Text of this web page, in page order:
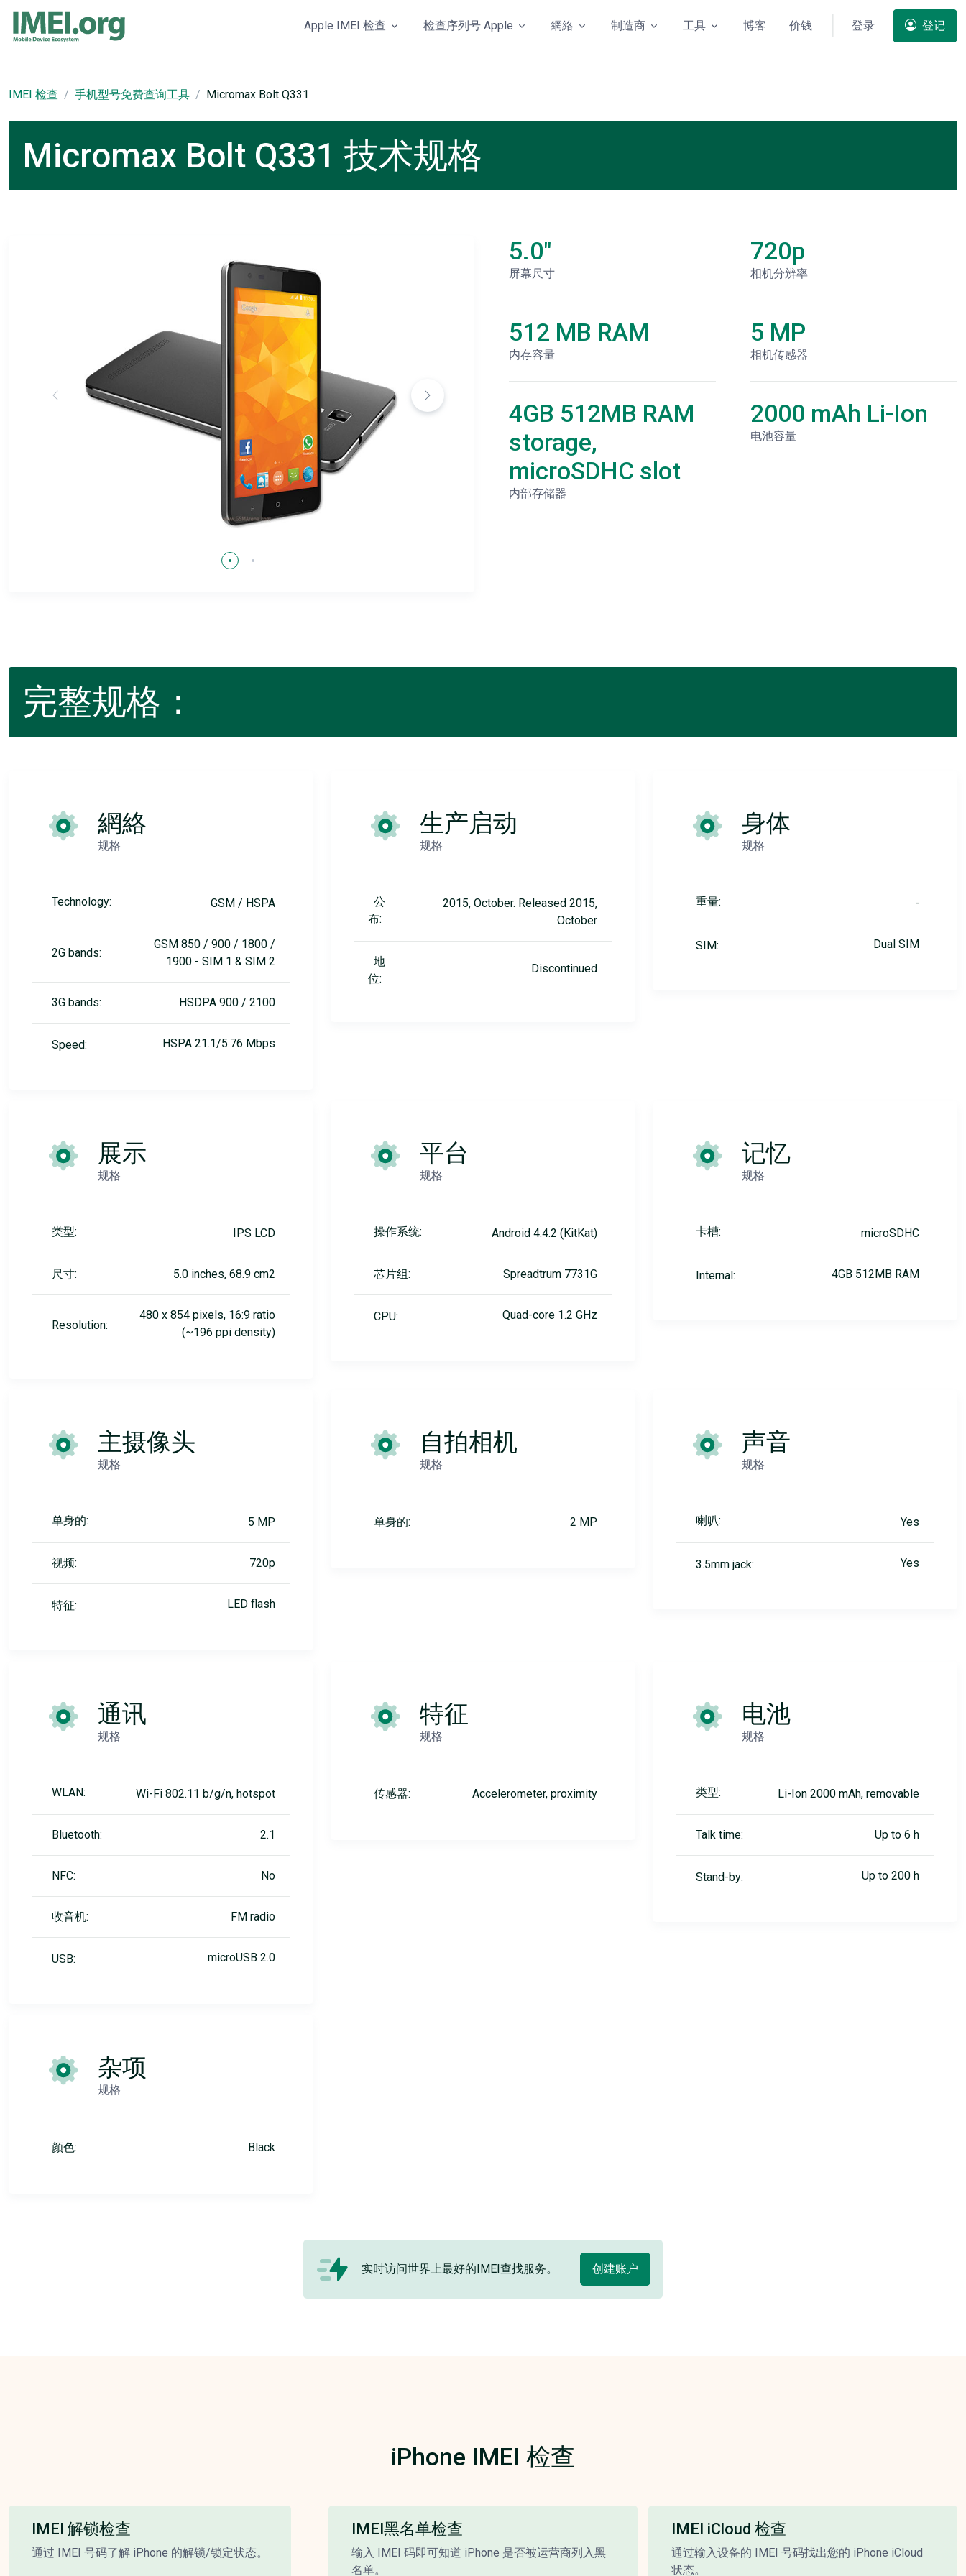
Apple IMEI 检查 检查序列号 Apple 網絡 制造商 工具 博客 价钱 登录 登记
IMEI 检查 手机型号免费查询工具 Micromax Bolt Q331
Micromax Bolt Q331 技术规格
5.0"
屏幕尺寸
512 MB RAM
内存容量
4GB 512MB RAM
storage,
microSDHC slot
内部存储器
720p
相机分辨率
5 MP
相机传感器
2000 mAh Li-Ion
电池容量
完整规格：
網絡
规格
Technology: GSM / HSPA
2G bands:
GSM 850 / 900 / 1800 /
1900 - SIM 1 & SIM 2
3G bands: HSDPA 900 / 2100
Speed: HSPA 21.1/5.76 Mbps
生产启动
规格
公
布:
2015, October. Released 2015,
October
地
位:
Discontinued
身体
规格
重量: -
SIM: Dual SIM
展示
规格
类型: IPS LCD
尺寸: 5.0 inches, 68.9 cm2
Resolution:
480 x 854 pixels, 16:9 ratio
(~196 ppi density)
平台
规格
操作系统: Android 4.4.2 (KitKat)
芯片组: Spreadtrum 7731G
CPU: Quad-core 1.2 GHz
记忆
规格
卡槽: microSDHC
Internal: 4GB 512MB RAM
主摄像头
规格
单身的: 5 MP
视频: 720p
特征: LED flash
自拍相机
规格
单身的: 2 MP
声音
规格
喇叭: Yes
3.5mm jack: Yes
通讯
规格
WLAN: Wi-Fi 802.11 b/g/n, hotspot
Bluetooth: 2.1
NFC: No
收音机: FM radio
USB: microUSB 2.0
特征
规格
传感器: Accelerometer, proximity
电池
规格
类型: Li-Ion 2000 mAh, removable
Talk time: Up to 6 h
Stand-by: Up to 200 h
杂项
规格
颜色: Black
实时访问世界上最好的IMEI查找服务。 创建账户
iPhone IMEI 检查
IMEI 解锁检查
通过 IMEI 号码了解 iPhone 的解锁/锁定状态。
IMEI黑名单检查
输入 IMEI 码即可知道 iPhone 是否被运营商列入黑
名单。
IMEI iCloud 检查
通过输入设备的 IMEI 号码找出您的 iPhone iCloud
状态。